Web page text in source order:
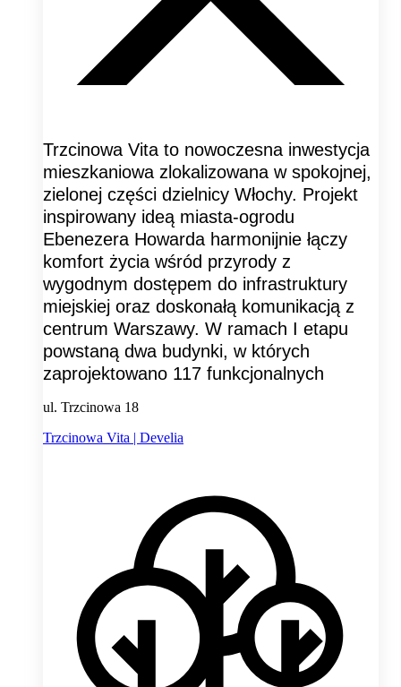
Trzcinowa Vita to nowoczesna inwestycja
mieszkaniowa zlokalizowana w spokojnej,
zielonej części dzielnicy Włochy. Projekt
inspirowany ideą miasta-ogrodu
Ebenezera Howarda harmonijnie łączy
komfort życia wśród przyrody z
wygodnym dostępem do infrastruktury
miejskiej oraz doskonałą komunikacją z
centrum Warszawy. W ramach I etapu
powstaną dwa budynki, w których
zaprojektowano 117 funkcjonalnych
ul. Trzcinowa 18
Trzcinowa Vita | Develia